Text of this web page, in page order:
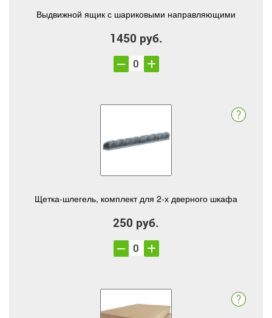
Выдвижной ящик с шариковыми направляющими
1450 руб.
Щетка-шлегель, комплект для 2-х дверного шкафа
250 руб.